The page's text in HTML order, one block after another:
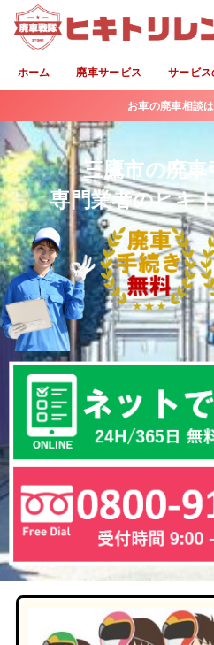
ホーム 廃車サービス サービ
お車の廃車相談
三鷹市の廃
専門業者のヒキ